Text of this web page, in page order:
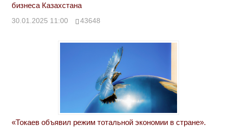
бизнеса Казахстана
30.01.2025 11:00 43648
«Токаев объявил режим тотальной экономии в стране».